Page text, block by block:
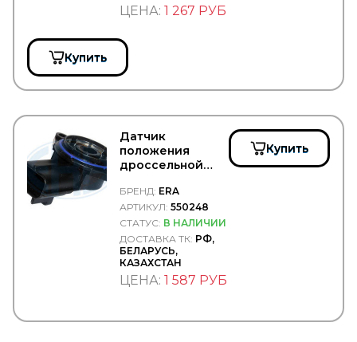
FORMPARTS
FORSAGE
Forward
FOTON
FRAM
FRANZ SAUERMANN
FRAS-LE
FRECCIA
FREENCO
FREIGHTLINER
GABRIEL
ЦЕНА: 1 267 РУБ
Купить
Датчик
положения
дроссельной
FOCUS -
ERA/550248
БРЕНД: ERA
АРТИКУЛ: 550248
СТАТУС: В НАЛИЧИИ
ДОСТАВКА ТК: РФ,
БЕЛАРУСЬ,
КАЗАХСТАН
ЦЕНА: 1 587 РУБ
Купить